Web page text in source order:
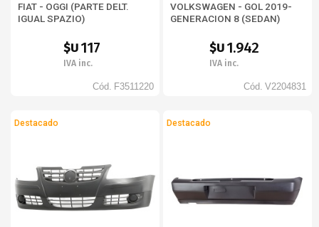
FIAT - OGGI (PARTE DELT.
IGUAL SPAZIO)
$U117
IVA inc.
Cód. F3511220
VOLKSWAGEN - GOL 2019-
GENERACION 8 (SEDAN)
$U1.942
IVA inc.
Cód. V2204831
Destacado Destacado